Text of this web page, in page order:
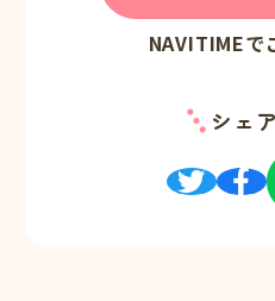
NAVITIMEで
シェ